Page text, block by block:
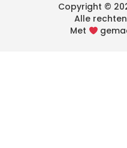
Met
Copyright ©
Alle